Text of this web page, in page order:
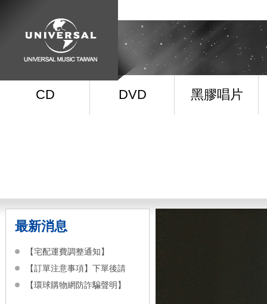
CD DVD 黑膠唱片
最新消息
【宅配運費調整通知】
【訂單注意事項】下單後請
【環球購物網防詐騙聲明】